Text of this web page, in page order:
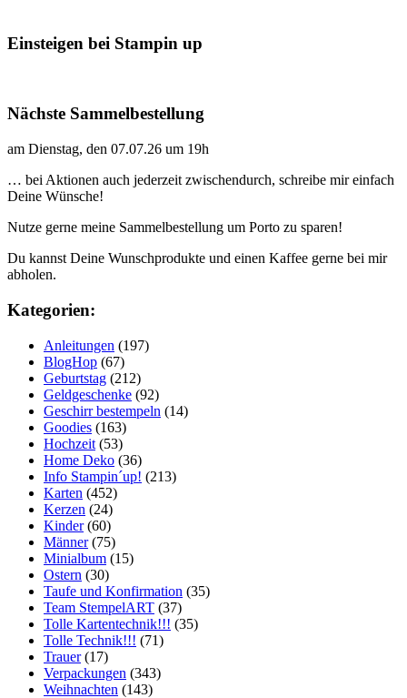
Einsteigen bei Stampin up
Nächste Sammelbestellung
am Dienstag, den 07.07.26 um 19h
… bei Aktionen auch jederzeit zwischendurch, schreibe mir einfach
Deine Wünsche!
Nutze gerne meine Sammelbestellung um Porto zu sparen!
Du kannst Deine Wunschprodukte und einen Kaffee gerne bei mir
abholen.
Kategorien:
Anleitungen (197)
BlogHop (67)
Geburtstag (212)
Geldgeschenke (92)
Geschirr bestempeln (14)
Goodies (163)
Hochzeit (53)
Home Deko (36)
Info Stampin´up! (213)
Karten (452)
Kerzen (24)
Kinder(60)
Männer(75)
Minialbum (15)
Ostern (30)
Taufe und Konfirmation (35)
Team StempelART (37)
Tolle Kartentechnik!!! (35)
Tolle Technik!!! (71)
Trauer(17)
Verpackungen (343)
Weihnachten (143)